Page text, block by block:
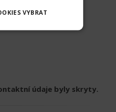
údaje byly skryty.
VYBRAT